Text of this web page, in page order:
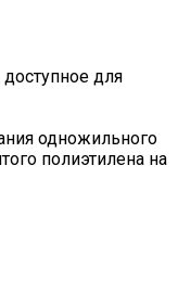
для
одножильного
полиэтилена на